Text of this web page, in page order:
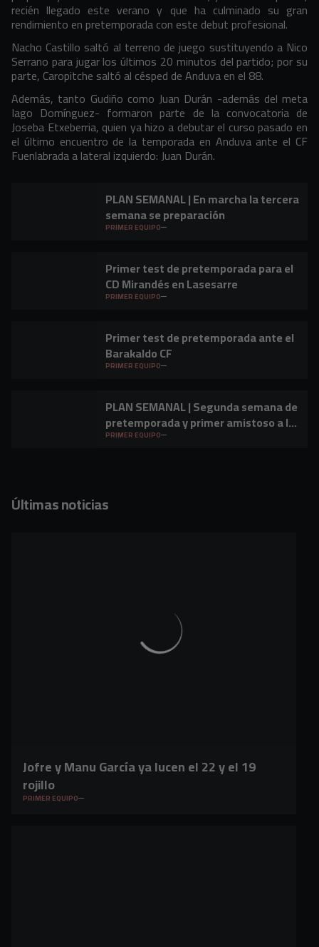
recién llegado este verano y que ha culminado su gran
rendimiento en pretemporada con este debut profesional.
Nacho Castillo saltó al terreno de juego sustituyendo a Nico
Serrano para jugar los últimos 20 minutos del partido; por su
parte, Caropitche saltó al césped de Anduva en el 88.
Además, tanto Gudiño como Juan Durán -además del meta
Iago Domínguez- formaron parte de la convocatoria de
Joseba Etxeberria, quien ya hizo a debutar el curso pasado en
el último encuentro de la temporada en Anduva ante el CF
Fuenlabrada a lateral izquierdo: Juan Durán.
PLAN SEMANAL | En marcha la tercera
semana se preparación
PRIMER EQUIPO
Primer test de pretemporada para el
CD Mirandés en Lasesarre
PRIMER EQUIPO
Primer test de pretemporada ante el
Barakaldo CF
PRIMER EQUIPO
PLAN SEMANAL | Segunda semana de
pretemporada y primer amistoso a la
vista
PRIMER EQUIPO
Últimas noticias
Jofre y Manu García ya lucen el 22 y el 19
rojillo
PRIMER EQUIPO